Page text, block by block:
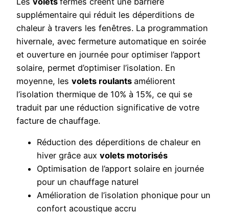
supplémentaire qui réduit les déperditions de
chaleur à travers les fenêtres. La programmation
hivernale, avec fermeture automatique en soirée
et ouverture en journée pour optimiser l’apport
solaire, permet d’optimiser l’isolation. En
moyenne, les volets roulants améliorent
l’isolation thermique de 10% à 15%, ce qui se
traduit par une réduction significative de votre
facture de chauffage.
Réduction des déperditions de chaleur en
hiver grâce aux volets motorisés
Optimisation de l’apport solaire en journée
pour un chauffage naturel
Amélioration de l’isolation phonique pour un
confort acoustique accru